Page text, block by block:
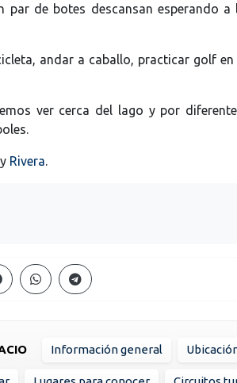
de botes descansan esperando a
andar a caballo, practicar golf
ver cerca del lago y por
y Rivera.
Información general